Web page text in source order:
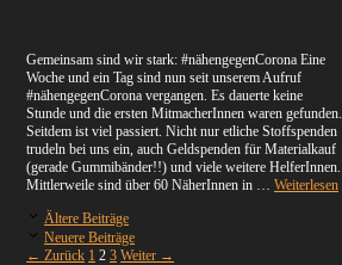
Gemeinsam sind wir stark: #nähengegenCorona Eine
Woche und ein Tag sind nun seit unserem Aufruf
#nähengegenCorona vergangen. Es dauerte keine
Stunde und die ersten MitmacherInnen waren gefunden.
Seitdem ist viel passiert. Nicht nur etliche Stoffspenden
trudeln bei uns ein, auch Geldspenden für Materialkauf
(gerade Gummibänder!!) und viele weitere HelferInnen.
Mittlerweile sind über 60 NäherInnen in …Weiterlesen
Ältere Beiträge
Neuere Beiträge
← Zurück Seite
1 Seite
2 Seite
3 Weiter →